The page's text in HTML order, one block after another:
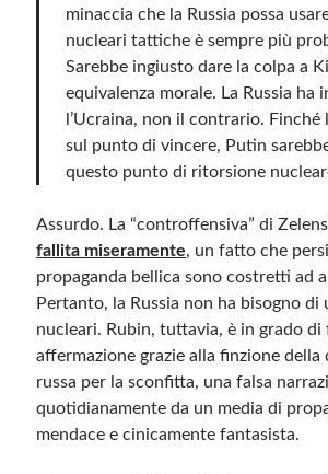
minaccia che la Russia possa
nucleari tattiche è sempre più
Sarebbe ingiusto dare la colpa a
equivalenza morale. La Russia ha
l’Ucraina, non il contrario. Finché
sul punto di vincere, Putin
questo punto di ritorsione
Assurdo. La “controffensiva” di
fallita miseramente, un fatto che
propaganda bellica sono costretti ad
Pertanto, la Russia non ha bisogno di
nucleari. Rubin, tuttavia, è in grado di
affermazione grazie alla finzione della
russa per la sconfitta, una falsa
quotidianamente da un media di
mendace e cinicamente fantasista.